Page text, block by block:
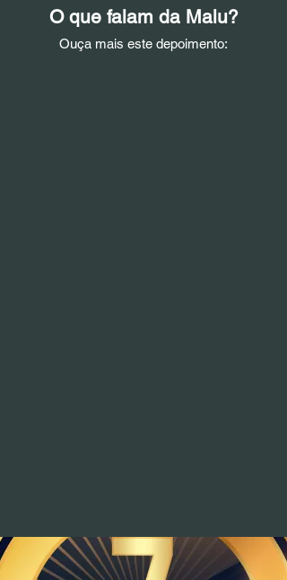
O que falam da Malu?
Ouça mais este depoimento: